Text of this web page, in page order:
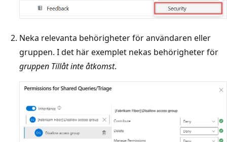
Neka relevanta behörigheter för användaren eller
gruppen. I det här exemplet nekas behörigheter för
gruppen Tillåt inte åtkomst.